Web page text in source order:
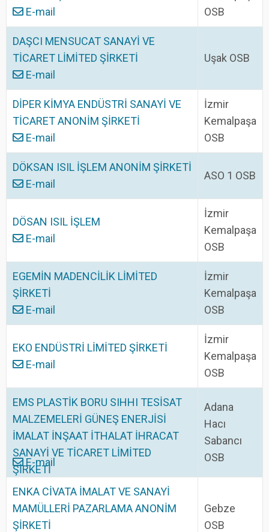
E-mail
OSB
DAŞCI MENSUCAT SANAYİ VE
TİCARET LİMİTED ŞİRKETİ
E-mail
Uşak OSB
DİPER KİMYA ENDÜSTRİ SANAYİ VE
TİCARET ANONİM ŞİRKETİ
E-mail
İzmir
Kemalpaşa
OSB
DÖKSAN ISIL İŞLEM ANONİM ŞİRKETİ
E-mail
ASO 1 OSB
DÖSAN ISIL İŞLEM
E-mail
İzmir
Kemalpaşa
OSB
EGEMİN MADENCİLİK LİMİTED
ŞİRKETİ
E-mail
İzmir
Kemalpaşa
OSB
EKO ENDÜSTRİ LİMİTED ŞİRKETİ
E-mail
İzmir
Kemalpaşa
OSB
EMS PLASTİK BORU SIHHI TESİSAT
MALZEMELERİ GÜNEŞ ENERJİSİ
İMALAT İNŞAAT İTHALAT İHRACAT
SANAYİ VE TİCARET LİMİTED
ŞİRKETİ
E-mail
Adana
Hacı
Sabancı
OSB
ENKA CİVATA İMALAT VE SANAYİ
MAMÜLLERİ PAZARLAMA ANONİM
ŞİRKETİ
Gebze
OSB